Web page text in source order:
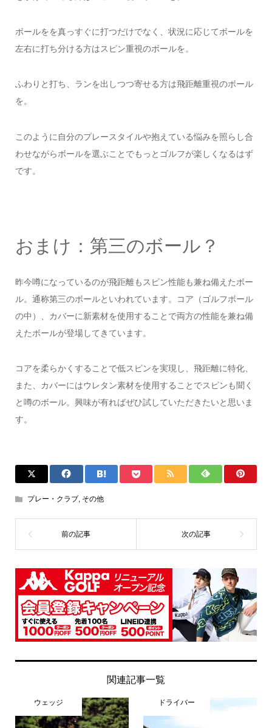
ボールをを真っすぐに打つだけでなく、状況に応じてボールを
左右に打ち分ける方はスピン重視のボールを。
ふわりと打ち、ランを出しつつ寄せる方は飛距離重視のボール
を。
このように自分のプレースタイルや抱えている悩みを照らし合
わせながらボールを選ぶことでもっとゴルフが楽しくなるはず
です。
おまけ：第三のボール？
昨今噂になっているのが飛距離もスピン性能も兼ね備えたボー
ル。通称第三のボールといわれています。コア（ゴルフボール
の中）、カバーに新素材を使用することで両方の性能を兼ね備
えたボールが登場してきています。
コアを柔らかくすることで低スピンを実現し、飛距離に特化、
また、カバーにはウレタン素材を使用することでスピンも聞く
と噂のボール。興味が有ればぜひ試していただきたいと思いま
す。
プレー・クラブ, その他
関連記事一覧
ウェッジ ドライバー